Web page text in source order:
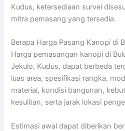
Kudus, ketersediaan survei
mitra pemasang yang tersedia.
Berapa Harga Pasang Kanopi di
Harga pemasangan kanopi di
Jekulo, Kudus, dapat berbeda
luas area, spesifikasi rangka,
material, kondisi bangunan,
kesulitan, serta jarak lokasi
Estimasi awal dapat diberikan